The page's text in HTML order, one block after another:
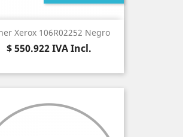
Xerox 106R02252 Negro
Precio
$ 550.922IVA Incl.